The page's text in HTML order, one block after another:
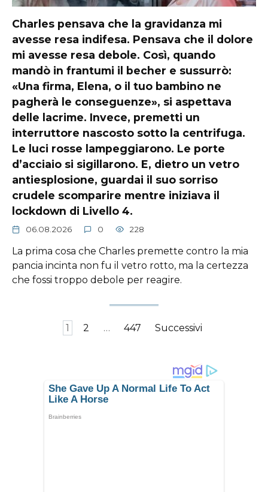
Charles pensava che la gravidanza mi
avesse resa indifesa. Pensava che il dolore
mi avesse resa debole. Così, quando
mandò in frantumi il becher e sussurrò:
«Una firma, Elena, o il tuo bambino ne
pagherà le conseguenze», si aspettava
delle lacrime. Invece, premetti un
interruttore nascosto sotto la centrifuga.
Le luci rosse lampeggiarono. Le porte
d’acciaio si sigillarono. E, dietro un vetro
antiesplosione, guardai il suo sorriso
crudele scomparire mentre iniziava il
lockdown di Livello 4.
06.08.2026 0 228
La prima cosa che Charles premette contro la mia
pancia incinta non fu il vetro rotto, ma la certezza
che fossi troppo debole per reagire.
Paginazione1 2 … 447 Successivi